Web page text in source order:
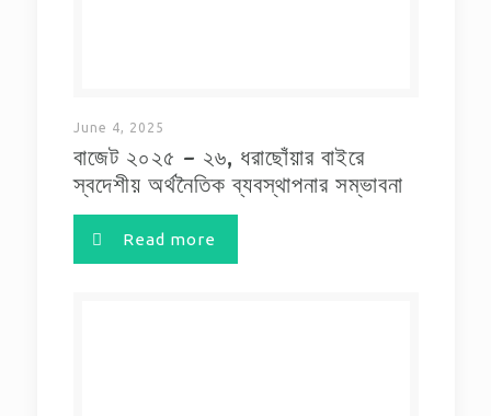
June 4, 2025
বাজেট ২০২৫ – ২৬, ধরাছোঁয়ার বাইরে
স্বদেশীয় অর্থনৈতিক ব্যবস্থাপনার সম্ভাবনা
Read more